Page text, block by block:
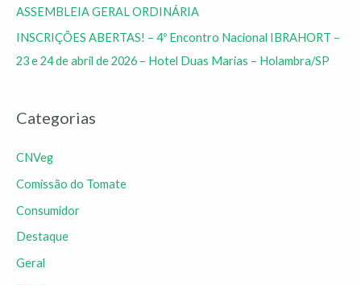
ASSEMBLEIA GERAL ORDINÁRIA
INSCRIÇÕES ABERTAS! – 4º Encontro Nacional IBRAHORT –
23 e 24 de abril de 2026 – Hotel Duas Marias – Holambra/SP
Categorias
CNVeg
Comissão do Tomate
Consumidor
Destaque
Geral